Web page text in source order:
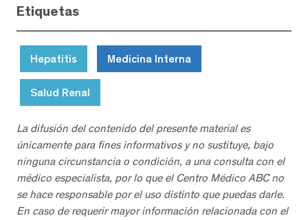
Etiquetas
Hepatitis Medicina Interna
Salud Renal
La difusión del contenido del presente material es
únicamente para fines informativos y no sustituye, bajo
ninguna circunstancia o condición, a una consulta con el
médico especialista, por lo que el Centro Médico ABC no
se hace responsable por el uso distinto que puedas darle.
En caso de requerir mayor información relacionada con el